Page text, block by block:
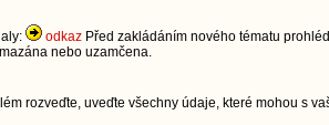
odkaz Před zakládáním nového tématu
nebo uzamčena.
rozveďte, uveďte všechny údaje, které mohou s